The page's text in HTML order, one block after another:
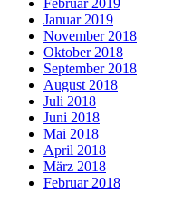
Februar 2019
Januar 2019
November 2018
Oktober 2018
September 2018
August 2018
Juli 2018
Juni 2018
Mai 2018
April 2018
März 2018
Februar 2018